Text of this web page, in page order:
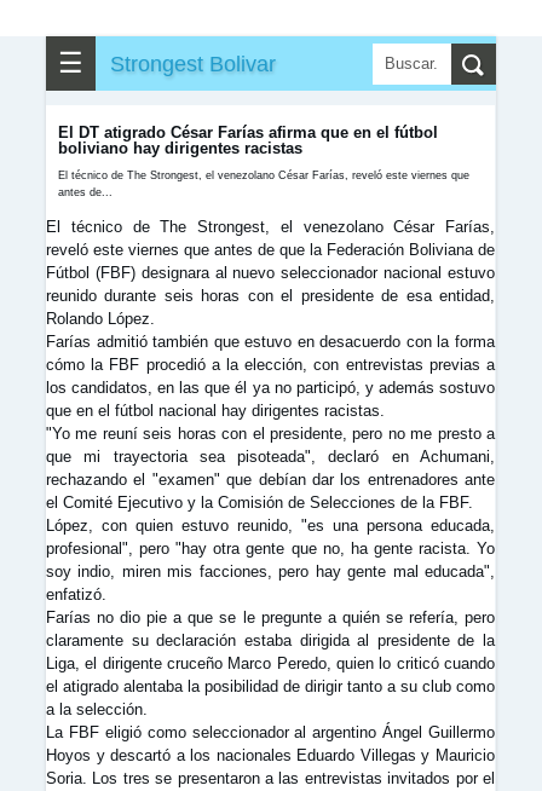
☰ Strongest Bolivar
El DT atigrado César Farías afirma que en el fútbol
boliviano hay dirigentes racistas
El técnico de The Strongest, el venezolano César Farías, reveló este viernes que
antes de...
El técnico de The Strongest, el venezolano César Farías,
reveló este viernes que antes de que la Federación Boliviana de
Fútbol (FBF) designara al nuevo seleccionador nacional estuvo
reunido durante seis horas con el presidente de esa entidad,
Rolando López.
Farías admitió también que estuvo en desacuerdo con la forma
cómo la FBF procedió a la elección, con entrevistas previas a
los candidatos, en las que él ya no participó, y además sostuvo
que en el fútbol nacional hay dirigentes racistas.
"Yo me reuní seis horas con el presidente, pero no me presto a
que mi trayectoria sea pisoteada", declaró en Achumani,
rechazando el "examen" que debían dar los entrenadores ante
el Comité Ejecutivo y la Comisión de Selecciones de la FBF.
López, con quien estuvo reunido, "es una persona educada,
profesional", pero "hay otra gente que no, ha gente racista. Yo
soy indio, miren mis facciones, pero hay gente mal educada",
enfatizó.
Farías no dio pie a que se le pregunte a quién se refería, pero
claramente su declaración estaba dirigida al presidente de la
Liga, el dirigente cruceño Marco Peredo, quien lo criticó cuando
el atigrado alentaba la posibilidad de dirigir tanto a su club como
a la selección.
La FBF eligió como seleccionador al argentino Ángel Guillermo
Hoyos y descartó a los nacionales Eduardo Villegas y Mauricio
Soria. Los tres se presentaron a las entrevistas invitados por el
Otros ▼